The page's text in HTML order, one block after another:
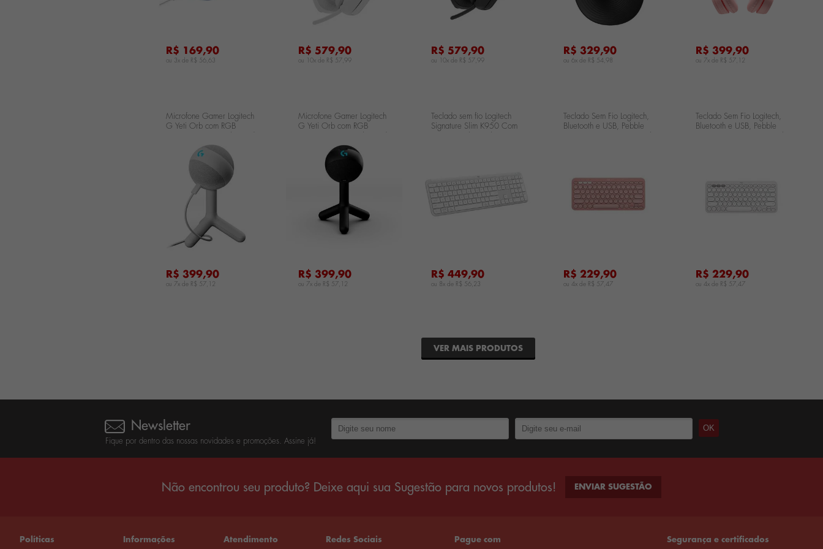
R$ 169,90
ou 3x de R$ 56,63
R$ 579,90
ou 10x de R$ 57,99
R$ 579,90
ou 10x de R$ 57,99
R$ 329,90
ou 6x de R$ 54,98
R$ 399,90
ou 7x de R$ 57,12
Microfone Gamer Logitech
G Yeti Orb com RGB
Play para Gravação de
Conteúdo e
R$ 399,90
ou 7x de R$ 57,12
Microfone Gamer Logitech
G Yeti Orb com RGB
Play para Gravação de
Conteúdo
R$ 399,90
ou 7x de R$ 57,12
Teclado sem fio Logitech
Signature Slim K950 Com
R$ 449,90
ou 8x de R$ 56,23
Teclado Sem Fio Logitech,
Bluetooth e USB, Pebble
R$ 229,90
ou 4x de R$ 57,47
Teclado Sem Fio Logitech,
Bluetooth e USB, Pebble
R$ 229,90
ou 4x de R$ 57,47
VER MAIS PRODUTOS
Newsletter
Fique por dentro das nossas novidades e promoções. Assine já!
Não encontrou seu produto? Deixe aqui sua Sugestão para novos produtos! ENVIAR SUGESTÃO
Políticas Informações Atendimento Redes Sociais Pague com Segurança e certificados